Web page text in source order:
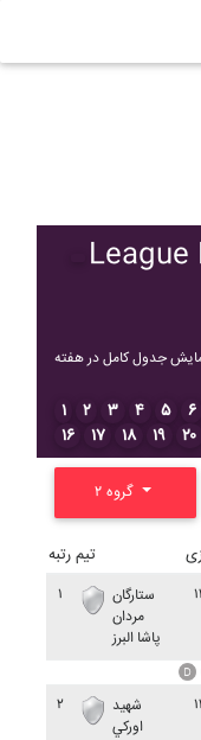
جدول کامل در هفته
۱ ۲ ۳ ۴ ۵ ۶
۱۶
۱۷ ۱۸ ۱۹ ۲۰
رتبه تیم
۱
ستارگان
مردان
پاشا البرز
۲
شهيد
اورکي